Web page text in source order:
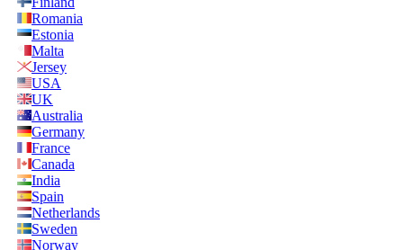
Romania
Estonia
Malta
Jersey
USA
UK
Australia
Germany
France
Canada
India
Spain
Netherlands
Sweden
Norway